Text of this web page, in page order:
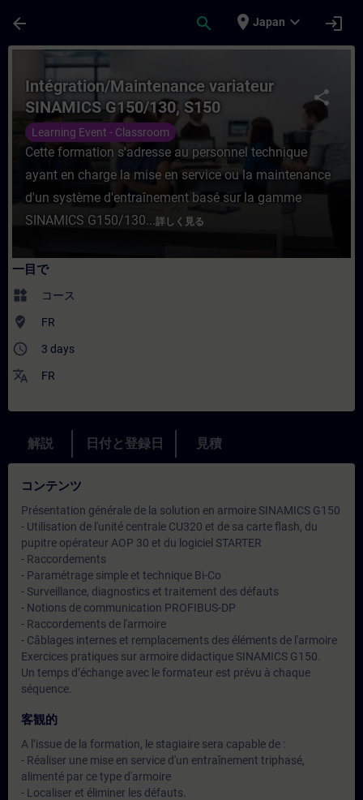
arrow_back search place Japan expand_more login
コース - Intégration/Maintenance
share
Intégration/Maintenance variateur
SINAMICS G150/130, S150
Learning Event - Classroom
Cette formation s'adresse au personnel technique
ayant en charge la mise en service ou la maintenance
d'un système d'entraînement basé sur la gamme
SINAMICS G150/130...詳しく見る
一目で
widgets コース
where_to_vote FR
access_time 3 days
translate FR
解説 日付と登録日 見積
コンテンツ
Présentation générale de la solution en armoire SINAMICS G150
- Utilisation de l'unité centrale CU320 et de sa carte flash, du
pupitre opérateur AOP 30 et du logiciel STARTER
- Raccordements
- Paramétrage simple et technique Bi-Co
- Surveillance, diagnostics et traitement des défauts
- Notions de communication PROFIBUS-DP
- Raccordements de l'armoire
- Câblages internes et remplacements des éléments de l'armoire
Exercices pratiques sur armoire didactique SINAMICS G150.
Un temps d’échange avec le formateur est prévu à chaque
séquence.
客観的
A l’issue de la formation, le stagiaire sera capable de :
- Réaliser une mise en service d'un entraînement triphasé,
alimenté par ce type d'armoire
- Localiser et éliminer les défauts.